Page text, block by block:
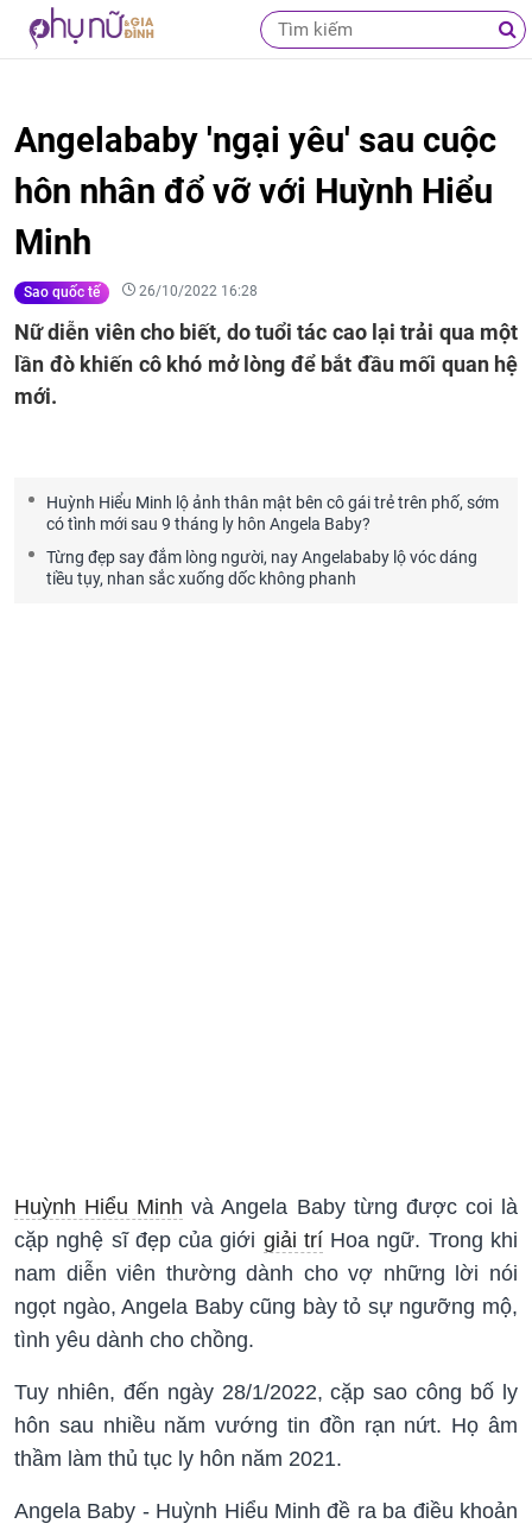
Angelababy 'ngại yêu' sau cuộc
hôn nhân đổ vỡ với Huỳnh Hiểu
Minh
Sao quốc tế 26/10/2022 16:28
Nữ diễn viên cho biết, do tuổi tác cao lại trải qua một
lần đò khiến cô khó mở lòng để bắt đầu mối quan hệ
mới.
Huỳnh Hiểu Minh lộ ảnh thân mật bên cô gái trẻ trên phố, sớm
có tình mới sau 9 tháng ly hôn Angela Baby?
Từng đẹp say đắm lòng người, nay Angelababy lộ vóc dáng
tiều tụy, nhan sắc xuống dốc không phanh
Huỳnh Hiểu Minh và Angela Baby từng được coi là
cặp nghệ sĩ đẹp của giới giải tríHoa ngữ. Trong khi
nam diễn viên thường dành cho vợ những lời nói
ngọt ngào, Angela Baby cũng bày tỏ sự ngưỡng mộ,
tình yêu dành cho chồng.
Tuy nhiên, đến ngày 28/1/2022, cặp sao công bố ly
hôn sau nhiều năm vướng tin đồn rạn nứt. Họ âm
thầm làm thủ tục ly hôn năm 2021.
Angela Baby - Huỳnh Hiểu Minh đề ra ba điều khoản